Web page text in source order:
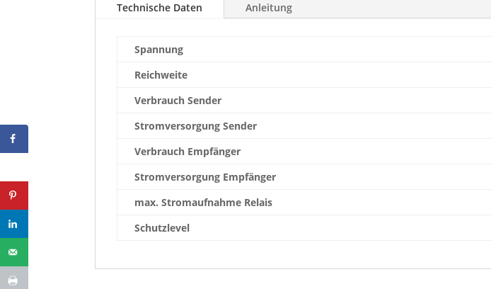
Technische Daten Anleitung
Spannung
Reichweite
Verbrauch Sender
Stromversorgung Sender
Verbrauch Empfänger
Stromversorgung Empfänger
max. Stromaufnahme Relais
Schutzlevel